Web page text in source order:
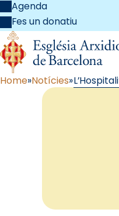
Agenda
Fes un donatiu
Home Notícies